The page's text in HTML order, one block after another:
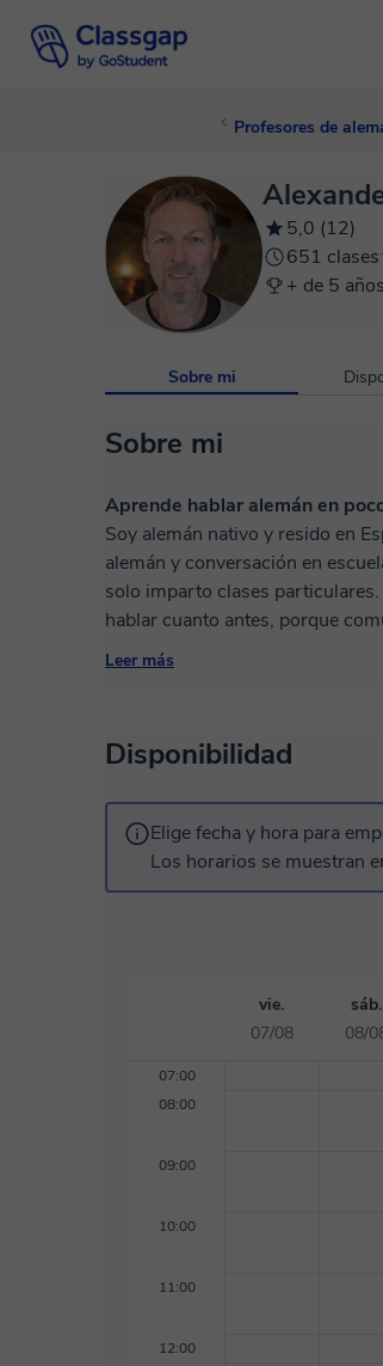
Profesores de
5,0 (12)
651 clases
+ de 5
Sobre mi
Sobre mi
Aprende hablar alemán en
Soy alemán nativo y resido en
alemán y conversación en
solo imparto clases
hablar cuanto antes, porque
esencial que los alumnos se
Leer más
Disponibilidad
Elige fecha y hora para
Los horarios se muestran
vie.
07/08
sáb.
08/
07:00
08:00
09:00
10:00
11:00
12:00